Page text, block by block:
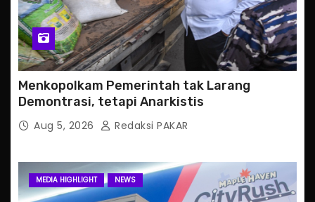
Menkopolkam Pemerintah tak Larang
Demontrasi, tetapi Anarkistis
Aug 5, 2026 Redaksi PAKAR
MEDIA HIGHLIGHT NEWS